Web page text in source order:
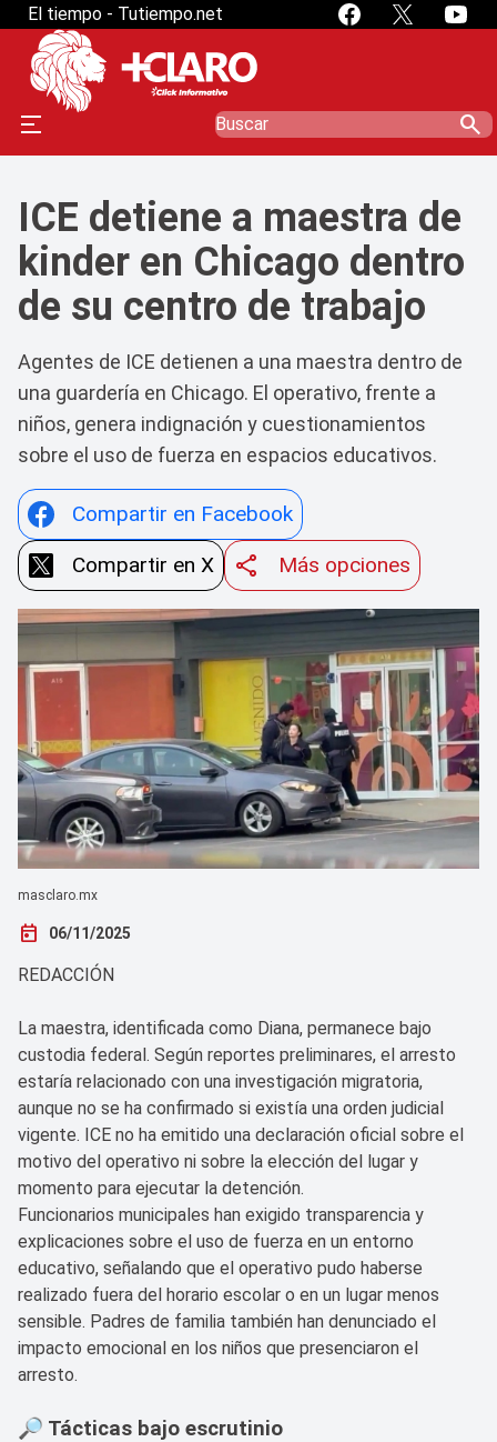
El tiempo - Tutiempo.net
search
ICE detiene a maestra de
kinder en Chicago dentro
de su centro de trabajo
Agentes de ICE detienen a una maestra dentro de
una guardería en Chicago. El operativo, frente a
niños, genera indignación y cuestionamientos
sobre el uso de fuerza en espacios educativos.
Compartir en Facebook
Compartir en X
Más opciones
masclaro.mx
today 06/11/2025
REDACCIÓN
La maestra, identificada como Diana, permanece bajo
custodia federal. Según reportes preliminares, el arresto
estaría relacionado con una investigación migratoria,
aunque no se ha confirmado si existía una orden judicial
vigente. ICE no ha emitido una declaración oficial sobre el
motivo del operativo ni sobre la elección del lugar y
momento para ejecutar la detención.
Funcionarios municipales han exigido transparencia y
explicaciones sobre el uso de fuerza en un entorno
educativo, señalando que el operativo pudo haberse
realizado fuera del horario escolar o en un lugar menos
sensible. Padres de familia también han denunciado el
impacto emocional en los niños que presenciaron el
arresto.
🔎 Tácticas bajo escrutinio